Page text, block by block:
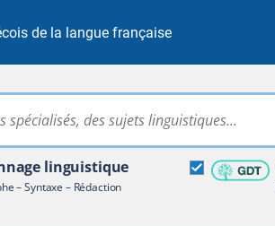
de la langue française
linguistique
– Syntaxe – Rédaction
terminologique